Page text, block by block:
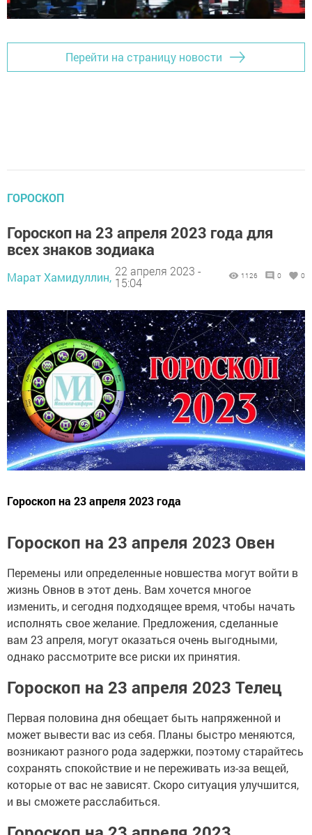
Перейти на страницу новости
ГОРОСКОП
Гороскоп на 23 апреля 2023 года для
всех знаков зодиака
Марат Хамидуллин, 22 апреля 2023 -
15:04
1126 0 0
Гороскоп на 23 апреля 2023 года
Гороскоп на 23 апреля 2023 Овен
Перемены или определенные новшества могут войти в
жизнь Овнов в этот день. Вам хочется многое
изменить, и сегодня подходящее время, чтобы начать
исполнять свое желание. Предложения, сделанные
вам 23 апреля, могут оказаться очень выгодными,
однако рассмотрите все риски их принятия.
Гороскоп на 23 апреля 2023 Телец
Первая половина дня обещает быть напряженной и
может вывести вас из себя. Планы быстро меняются,
возникают разного рода задержки, поэтому старайтесь
сохранять спокойствие и не переживать из-за вещей,
которые от вас не зависят. Скоро ситуация улучшится,
и вы сможете расслабиться.